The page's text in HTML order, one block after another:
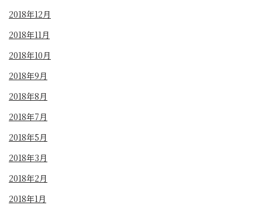
2018年12月
2018年11月
2018年10月
2018年9月
2018年8月
2018年7月
2018年5月
2018年3月
2018年2月
2018年1月